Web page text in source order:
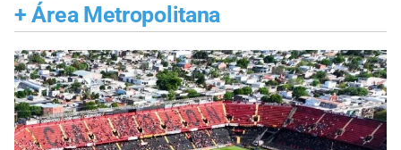
+ Área Metropolitana